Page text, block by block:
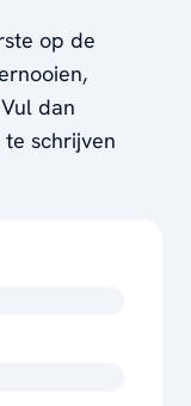
op de
dan
schrijven